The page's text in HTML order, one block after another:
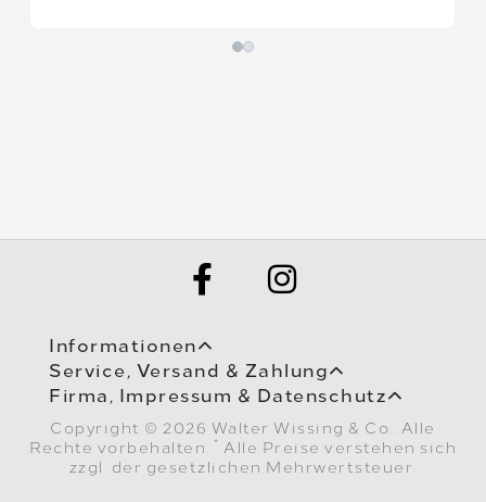
Informationen
Service, Versand & Zahlung
Firma, Impressum & Datenschutz
Copyright © 2026 Walter Wissing & Co.. Alle
Rechte vorbehalten.
* Alle Preise verstehen sich
zzgl. der gesetzlichen Mehrwertsteuer.